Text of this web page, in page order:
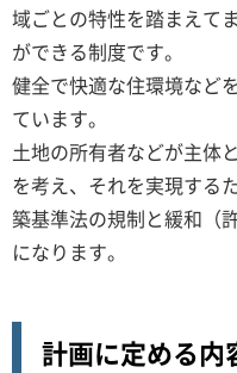
域ごとの特性を踏まえて
ができる制度です。
健全で快適な住環境など
ています。
土地の所有者などが主体
を考え、それを実現する
築基準法の規制と緩和（
になります。
計画に定める内